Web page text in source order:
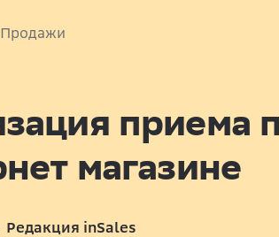
Продажи
приема
магазине
Редакция inSales